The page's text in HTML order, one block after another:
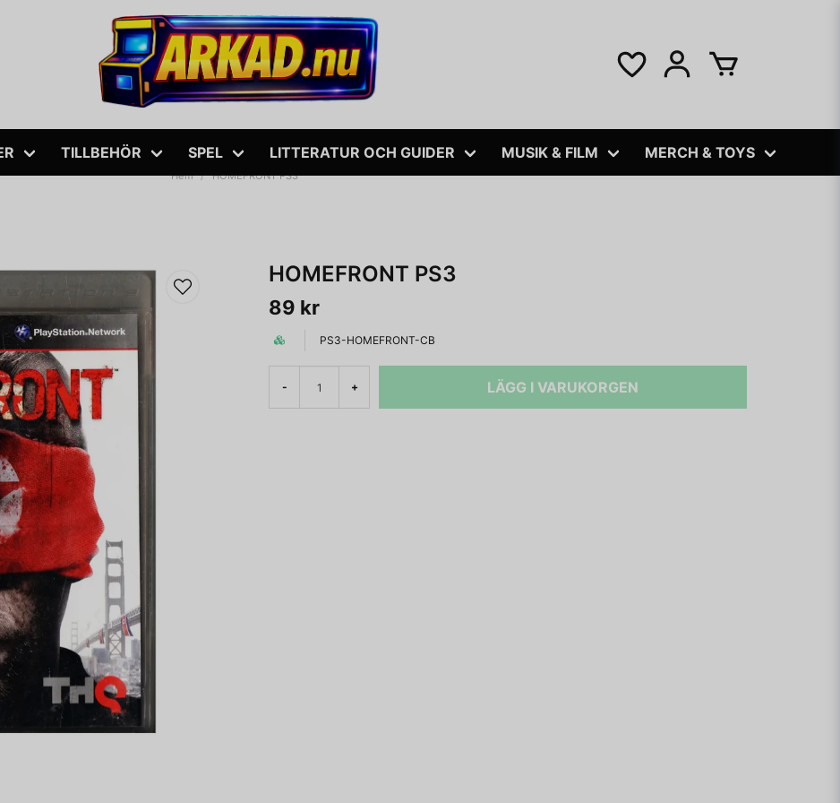
TILLBEHÖR SPEL LITTERATUR OCH GUIDER MUSIK & FILM MERCH & TOYS
Hem HOMEFRONT PS3
HOMEFRONT PS3
89 kr
PS3-HOMEFRONT-CB
- + LÄGG I VARUKORGEN